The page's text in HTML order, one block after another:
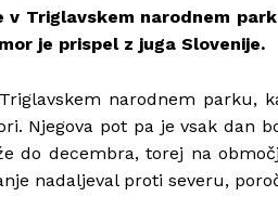
Triglavskem narodnem
je prispel z juga Slovenije.
narodnem parku,
Njegova pot pa je vsak dan
do decembra, torej na
nadaljeval proti severu,